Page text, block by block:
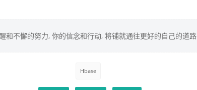
和不懈的努力, 你的信念和行动, 将铺就通往更好的自己的道路
Hbase